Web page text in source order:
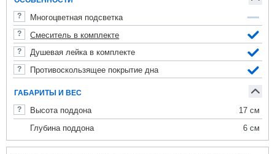
Многоцветная подсветка
Смеситель в комплекте
Душевая лейка в комплекте
Противоскользящее покрытие дна
ГАБАРИТЫ И ВЕС
Высота поддона
17 cм
Глубина поддона
6 см